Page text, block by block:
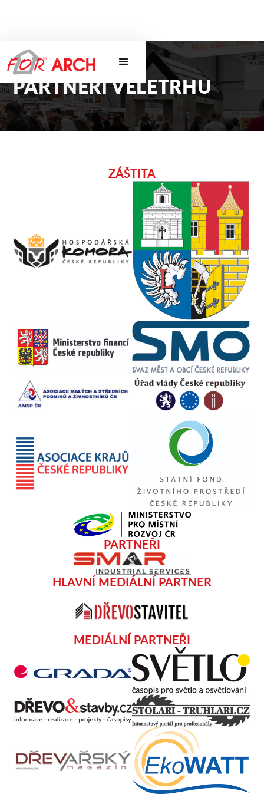
PARTNEŘI VELETRHU
ZÁŠTITA
PARTNEŘI
HLAVNÍ MEDIÁLNÍ PARTNER
MEDIÁLNÍ PARTNEŘI